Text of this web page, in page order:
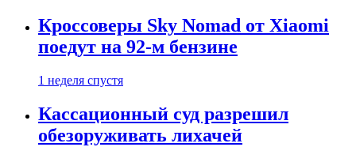
Кроссоверы Sky Nomad от Xiaomi
поедут на 92-м бензине
1 неделя спустя
Кассационный суд разрешил
обезоруживать лихачей